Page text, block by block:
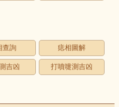
查詢 痣相圖解
吉凶 打噴嚏測吉凶